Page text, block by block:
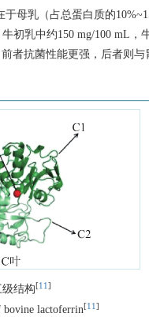
母乳（占总蛋白质的
初乳中约150 mg/100 mL，
者抗菌性能更强，后者则
结构[11 ]
bovine lactoferrin[11 ]